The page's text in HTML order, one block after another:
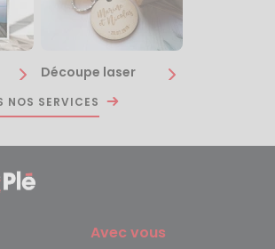
Découpe laser
NOS SERVICES
Avec vous